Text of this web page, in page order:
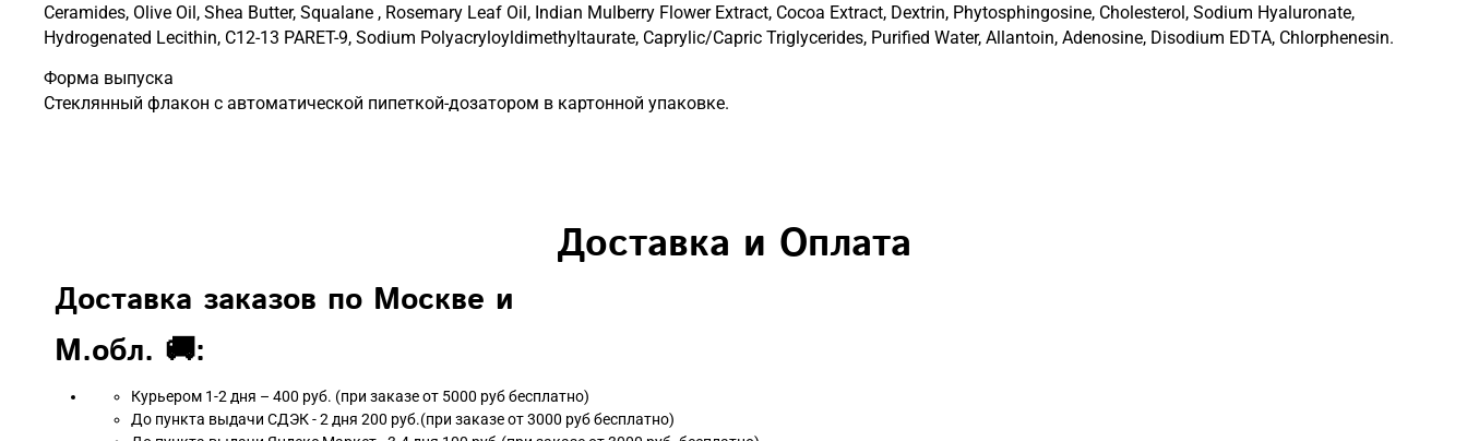
Ceramides, Olive Oil, Shea Butter, Squalane , Rosemary Leaf Oil, Indian Mulberry Flower Extract, Cocoa Extract, Dextrin, Phytosphingosine, Cholesterol, Sodium Hyaluronate,
Hydrogenated Lecithin, C12-13 PARET-9, Sodium Polyacryloyldimethyltaurate, Caprylic/Capric Triglycerides, Purified Water, Allantoin, Adenosine, Disodium EDTA, Chlorphenesin.
Форма выпуска
Стеклянный флакон с автоматической пипеткой-дозатором в картонной упаковке.
Доставка и Оплата
Доставка заказов по Москве и
М.обл. 🚚:
Курьером 1-2 дня – 400 руб. (при заказе от 5000 руб бесплатно)
До пункта выдачи СДЭК - 2 дня 200 руб.(при заказе от 3000 руб бесплатно)